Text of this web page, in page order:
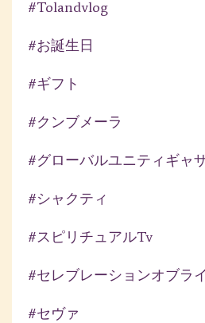
#tolandvlog
#お誕生日
#ギフト
#クンブメーラ
#グローバルユニティギャ
#シャクティ
#スピリチュアルtv
#セレブレーションオブラ
#セヴァ